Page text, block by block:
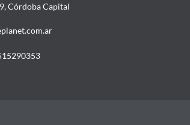
Córdoba Capital